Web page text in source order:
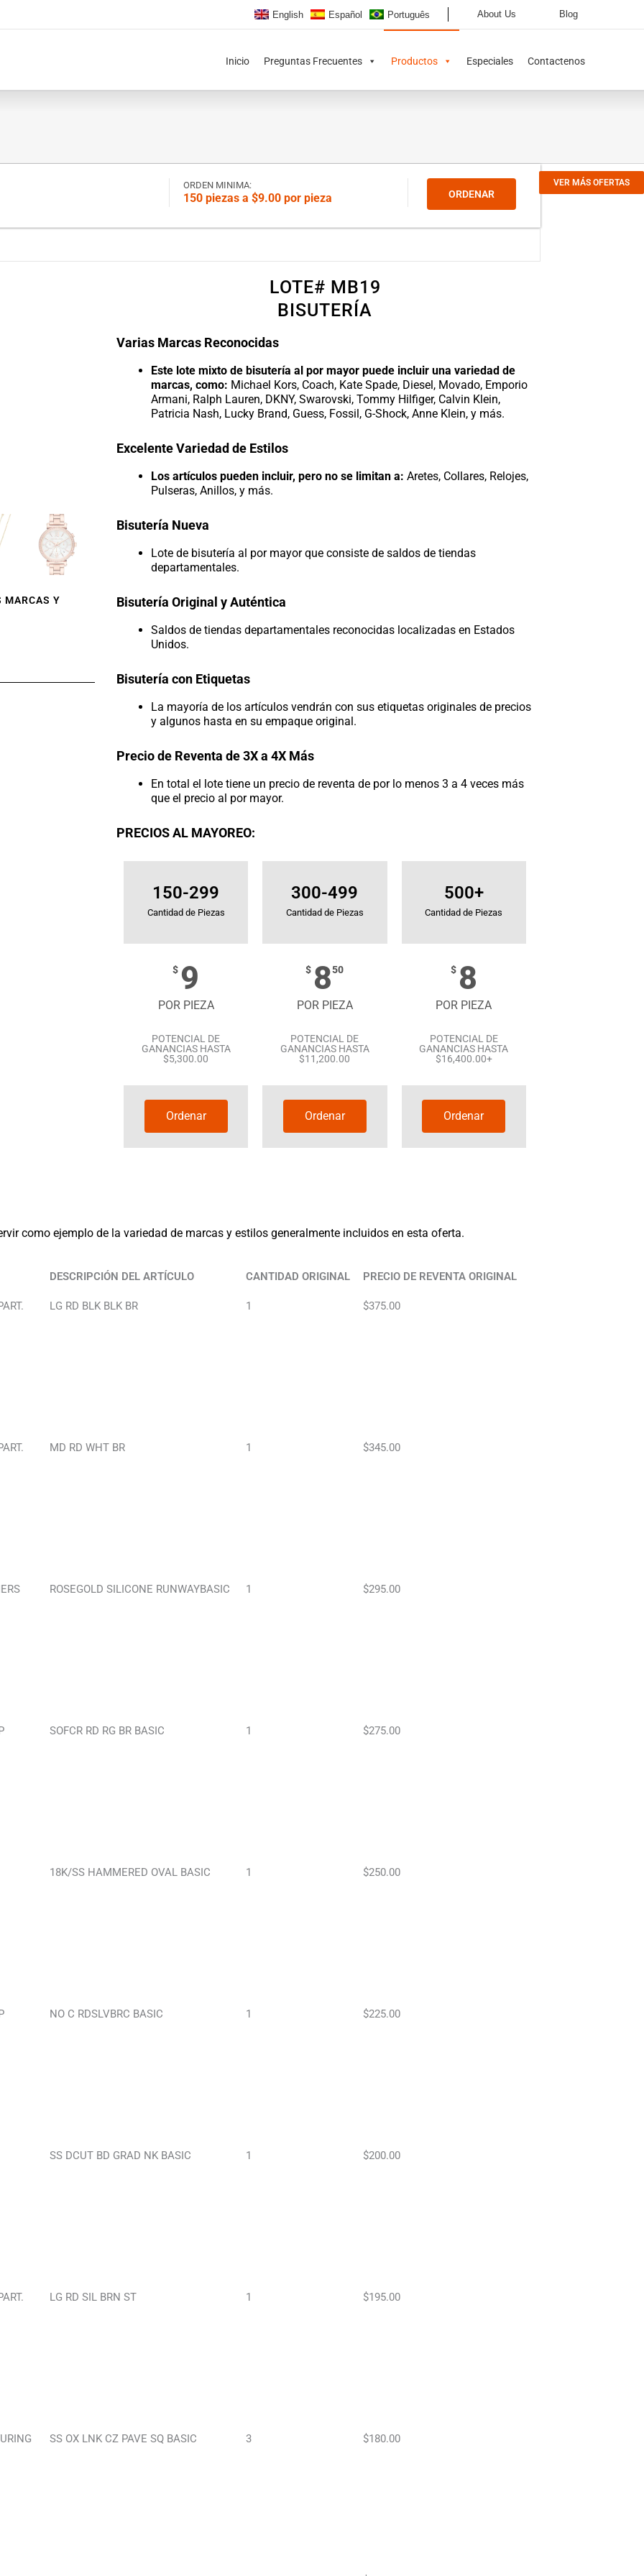
English Español Português About Us Blog
Inicio Preguntas Frecuentes Productos Especiales Contactenos
VER MÁS OFERTAS
ORDEN MINIMA:
150 piezas a $9.00 por pieza ORDENAR
MARCAS Y
LOTE# MB19
BISUTERÍA
Varias Marcas Reconocidas
Este lote mixto de bisutería al por mayor puede incluir una variedad de
marcas, como: Michael Kors, Coach, Kate Spade, Diesel, Movado, Emporio
Armani, Ralph Lauren, DKNY, Swarovski, Tommy Hilfiger, Calvin Klein,
Patricia Nash, Lucky Brand, Guess, Fossil, G-Shock, Anne Klein, y más.
Excelente Variedad de Estilos
Los artículos pueden incluir, pero no se limitan a: Aretes, Collares, Relojes,
Pulseras, Anillos, y más.
Bisutería Nueva
Lote de bisutería al por mayor que consiste de saldos de tiendas
departamentales.
Bisutería Original y Auténtica
Saldos de tiendas departamentales reconocidas localizadas en Estados
Unidos.
Bisutería con Etiquetas
La mayoría de los artículos vendrán con sus etiquetas originales de precios
y algunos hasta en su empaque original.
Precio de Reventa de 3X a 4X Más
En total el lote tiene un precio de reventa de por lo menos 3 a 4 veces más
que el precio al por mayor.
PRECIOS AL MAYOREO:
150-299
Cantidad de Piezas
$ 9
POR PIEZA
POTENCIAL DE
GANANCIAS HASTA
$5,300.00
Ordenar
300-499
Cantidad de Piezas
$ 850
POR PIEZA
POTENCIAL DE
GANANCIAS HASTA
$11,200.00
Ordenar
500+
Cantidad de Piezas
$ 8
POR PIEZA
POTENCIAL DE
GANANCIAS HASTA
$16,400.00+
Ordenar
como ejemplo de la variedad de marcas y estilos generalmente incluidos en esta oferta.
DESCRIPCIÓN DEL ARTÍCULO CANTIDAD ORIGINAL PRECIO DE REVENTA ORIGINAL
LG RD BLK BLK BR 1 $375.00
MD RD WHT BR 1 $345.00
ROSEGOLD SILICONE RUNWAYBASIC 1 $295.00
SOFCR RD RG BR BASIC 1 $275.00
18K/SS HAMMERED OVAL BASIC 1 $250.00
NO C RDSLVBRC BASIC 1 $225.00
SS DCUT BD GRAD NK BASIC 1 $200.00
LG RD SIL BRN ST 1 $195.00
SS OX LNK CZ PAVE SQ BASIC 3 $180.00